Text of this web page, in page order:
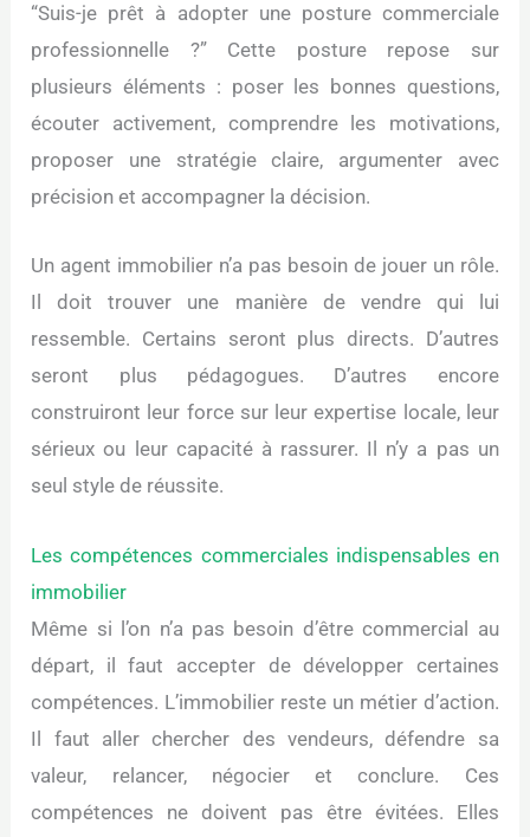
“Suis-je prêt à adopter une posture commerciale
professionnelle ?” Cette posture repose sur
plusieurs éléments : poser les bonnes questions,
écouter activement, comprendre les motivations,
proposer une stratégie claire, argumenter avec
précision et accompagner la décision.
Un agent immobilier n’a pas besoin de jouer un rôle.
Il doit trouver une manière de vendre qui lui
ressemble. Certains seront plus directs. D’autres
seront plus pédagogues. D’autres encore
construiront leur force sur leur expertise locale, leur
sérieux ou leur capacité à rassurer. Il n’y a pas un
seul style de réussite.
Les compétences commerciales indispensables en
immobilier
Même si l’on n’a pas besoin d’être commercial au
départ, il faut accepter de développer certaines
compétences. L’immobilier reste un métier d’action.
Il faut aller chercher des vendeurs, défendre sa
valeur, relancer, négocier et conclure. Ces
compétences ne doivent pas être évitées. Elles